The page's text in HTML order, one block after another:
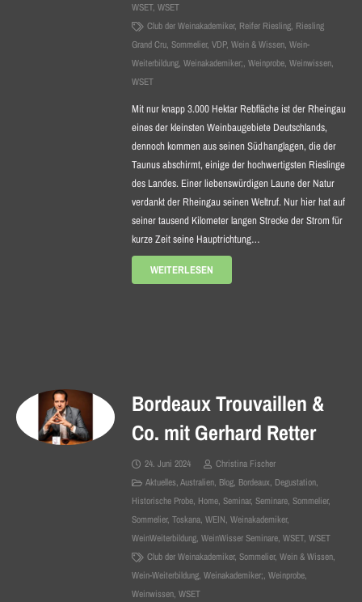
WSET, WSET
Club der Weinakademiker, Reifer Riesling, Riesling
Grand Cru, Sommelier, VDP, Wein & Wissen, Wein-
Weiterbildung, Weinakademiker;, Weinprobe, Weinwissen,
WSET
Mit nur knapp 3.000 Hektar Rebfläche ist der Rheingau
eines der kleinsten Weinbaugebiete Deutschlands,
dennoch kommen aus seinen Südhanglagen, die der
Taunus abschirmt, einige der hochwertigsten Rieslinge
des Landes. Einer liebenswürdigen Laune der Natur
verdankt der Rheingau seinen Weltruf. Nur hier hat auf
seiner tausend Kilometer langen Strecke der Strom für
kurze Zeit seine Hauptrichtung…
WEITERLESEN
Bordeaux Trouvaillen &
Co. mit Gerhard Retter
24. Juni 2024
Christina Fischer
Aktuelles,Australien, Blog, Bordeaux, Degustation,
Historische Probe, Home, Seminar, Seminare, Sommelier,
Sommelier, Toskana, WEIN, Weinakademiker,
WeinWeiterbildung, WeinWisser Seminare, WSET, WSET
Club der Weinakademiker,Sommelier,Wein & Wissen,
Wein-Weiterbildung, Weinakademiker;, Weinprobe,
Weinwissen, WSET